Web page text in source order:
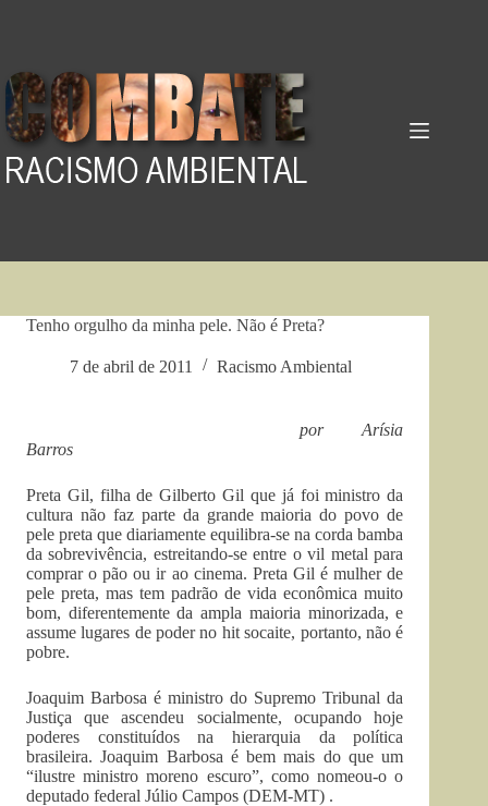
Tenho orgulho da minha pele. Não é Preta?
7 de abril de 2011 Racismo Ambiental
por Arísia
Barros
Preta Gil, filha de Gilberto Gil que já foi ministro da
cultura não faz parte da grande maioria do povo de
pele preta que diariamente equilibra-se na corda bamba
da sobrevivência, estreitando-se entre o vil metal para
comprar o pão ou ir ao cinema. Preta Gil é mulher de
pele preta, mas tem padrão de vida econômica muito
bom, diferentemente da ampla maioria minorizada, e
assume lugares de poder no hit socaite, portanto, não é
pobre.
Joaquim Barbosa é ministro do Supremo Tribunal da
Justiça que ascendeu socialmente, ocupando hoje
poderes constituídos na hierarquia da política
brasileira. Joaquim Barbosa é bem mais do que um
“ilustre ministro moreno escuro”, como nomeou-o o
deputado federal Júlio Campos (DEM-MT) .